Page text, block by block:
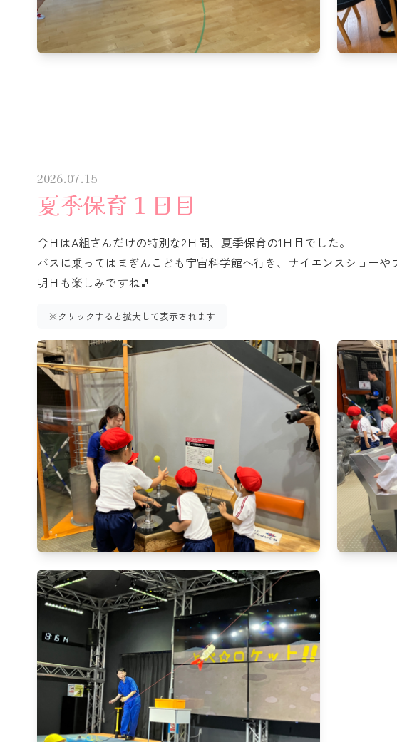
2026.07.15
夏季保育１日目
今日はA組さんだけの特別な2日間、夏季保育の1日目でした。
バスに乗ってはまぎんこども宇宙科学館へ行き、サイエンスショー
明日も楽しみですね🎵
※クリックすると拡大して表示されます